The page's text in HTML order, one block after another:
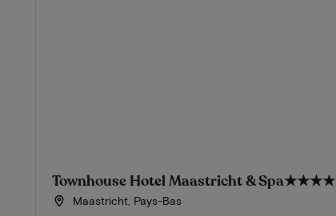
Townhouse Hotel Maastricht & Spa★★★★
Maastricht, Pays-Bas